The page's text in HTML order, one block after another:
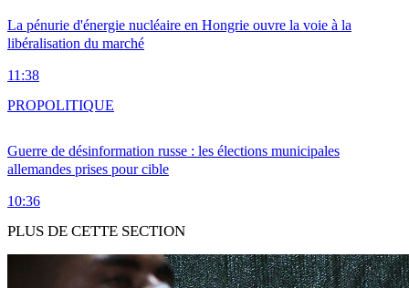
La pénurie d'énergie nucléaire en Hongrie ouvre la voie à la
libéralisation du marché
11:38
Guerre de désinformation russe : les élections municipales
allemandes prises pour cible
10:36
PROPOLITIQUE
PLUS DE CETTE SECTION